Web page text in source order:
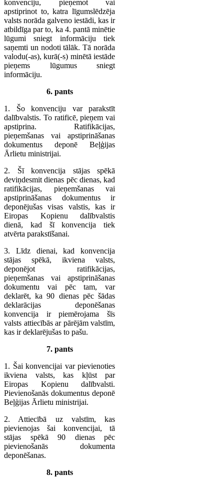
konvenciju, pieņemot vai
apstiprinot to, katra līgumslēdzēja
valsts norāda galveno iestādi, kas ir
atbildīga par to, ka 4. pantā minētie
lūgumi sniegt informāciju tiek
saņemti un nodoti tālāk. Tā norāda
valodu(-as), kurā(-s) minētā iestāde
pieņems lūgumus sniegt
informāciju.
6. pants
1. Šo konvenciju var parakstīt
dalībvalstis. To ratificē, pieņem vai
apstiprina. Ratifikācijas,
pieņemšanas vai apstiprināšanas
dokumentus deponē Beļģijas
Ārlietu ministrijai.
2. Šī konvencija stājas spēkā
deviņdesmit dienas pēc dienas, kad
ratifikācijas, pieņemšanas vai
apstiprināšanas dokumentus ir
deponējušas visas valstis, kas ir
Eiropas Kopienu dalībvalstis
dienā, kad šī konvencija tiek
atvērta parakstīšanai.
3. Līdz dienai, kad konvencija
stājas spēkā, ikviena valsts,
deponējot ratifikācijas,
pieņemšanas vai apstiprināšanas
dokumentu vai pēc tam, var
deklarēt, ka 90 dienas pēc šādas
deklarācijas deponēšanas
konvencija ir piemērojama šīs
valsts attiecībās ar pārējām valstīm,
kas ir deklarējušas to pašu.
7. pants
1. Šai konvencijai var pievienoties
ikviena valsts, kas kļūst par
Eiropas Kopienu dalībvalsti.
Pievienošanās dokumentus deponē
Beļģijas Ārlietu ministrijai.
2. Attiecībā uz valstīm, kas
pievienojas šai konvencijai, tā
stājas spēkā 90 dienas pēc
pievienošanās dokumenta
deponēšanas.
8. pants